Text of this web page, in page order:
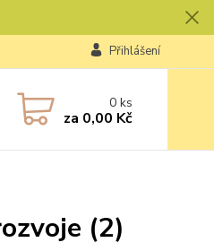
Přihlášení
0ks
za 0,00 Kč
(2)